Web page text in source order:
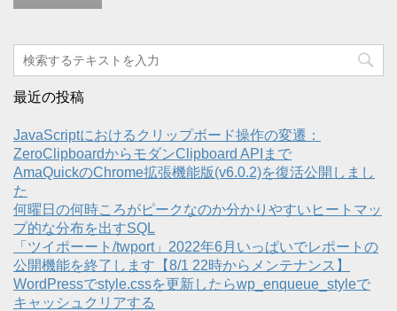
最近の投稿
JavaScriptにおけるクリップボード操作の変遷：
ZeroClipboardからモダンClipboard APIまで
AmaQuickのChrome拡張機能版(v6.0.2)を復活公開しまし
た
何曜日の何時ころがピークなのか分かりやすいヒートマッ
プ的な分布を出すSQL
「ツイポーート/twport」2022年6月いっぱいでレポートの
公開機能を終了します【8/1 22時からメンテナンス】
WordPressでstyle.cssを更新したらwp_enqueue_styleで
キャッシュクリアする